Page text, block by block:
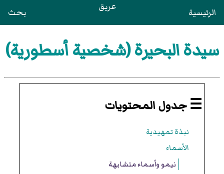
الرئيسية عريق بحث
سيدة البحيرة (شخصية أسطورية)
☰ جدول المحتويات
نبذة تمهيدية
الأسماء
نيمو وأسماء متشابهة